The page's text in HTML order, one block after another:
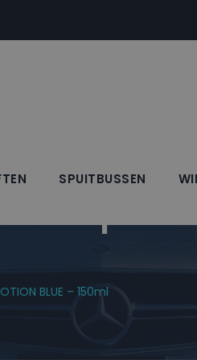
SPUITBUSSEN
BLUE – 150ml